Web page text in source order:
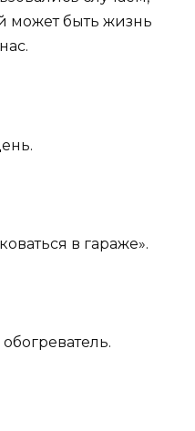
может быть жизнь
в гараже».